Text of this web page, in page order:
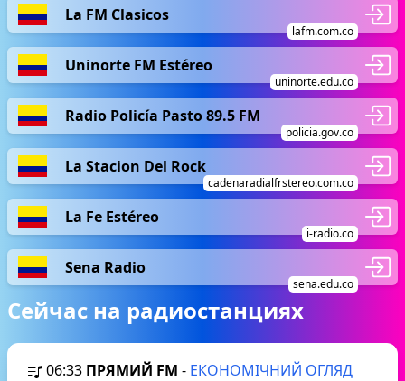
La FM Clasicos
lafm.com.co
Uninorte FM Estéreo
uninorte.edu.co
Radio Policía Pasto 89.5 FM
policia.gov.co
La Stacion Del Rock
cadenaradialfrstereo.com.co
La Fe Estéreo
i-radio.co
Sena Radio
sena.edu.co
Сейчас на радиостанциях
06:33 ПРЯМИЙ FM - ЕКОНОМІЧНИЙ ОГЛЯД